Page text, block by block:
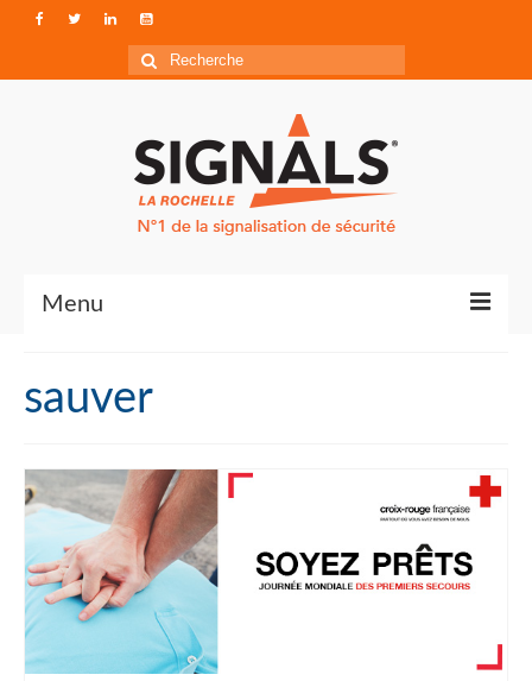
Rechercher
:
Menu
Qui sommes-nous ?
Accéder à Signals
sauver